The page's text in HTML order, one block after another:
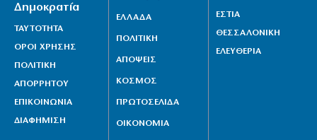
Δημοκρατία
ΤΑΥΤΟΤΗΤΑ
ΟΡΟΙ ΧΡΗΣΗΣ
ΠΟΛΙΤΙΚΗ
ΑΠΟΡΡΗΤΟΥ
ΕΠΙΚΟΙΝΩΝΙΑ
ΔΙΑΦΗΜΙΣΗ
ΕΛΛΑΔΑ
ΠΟΛΙΤΙΚΗ
ΑΠΟΨΕΙΣ
ΚΟΣΜΟΣ
ΠΡΩΤΟΣΕΛΙΔΑ
ΟΙΚΟΝΟΜΙΑ
ΕΣΤΙΑ
ΘΕΣΣΑΛΟΝΙΚΗ
ΕΛΕΥΘΕΡΙΑ